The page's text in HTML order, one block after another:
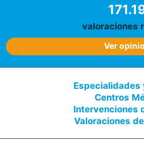
valoraciones
Ver
Especialidades
Centros
Intervenciones
Valoraciones